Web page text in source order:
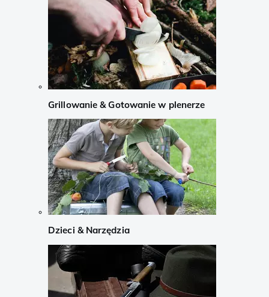
Grillowanie & Gotowanie w plenerze
Dzieci & Narzędzia